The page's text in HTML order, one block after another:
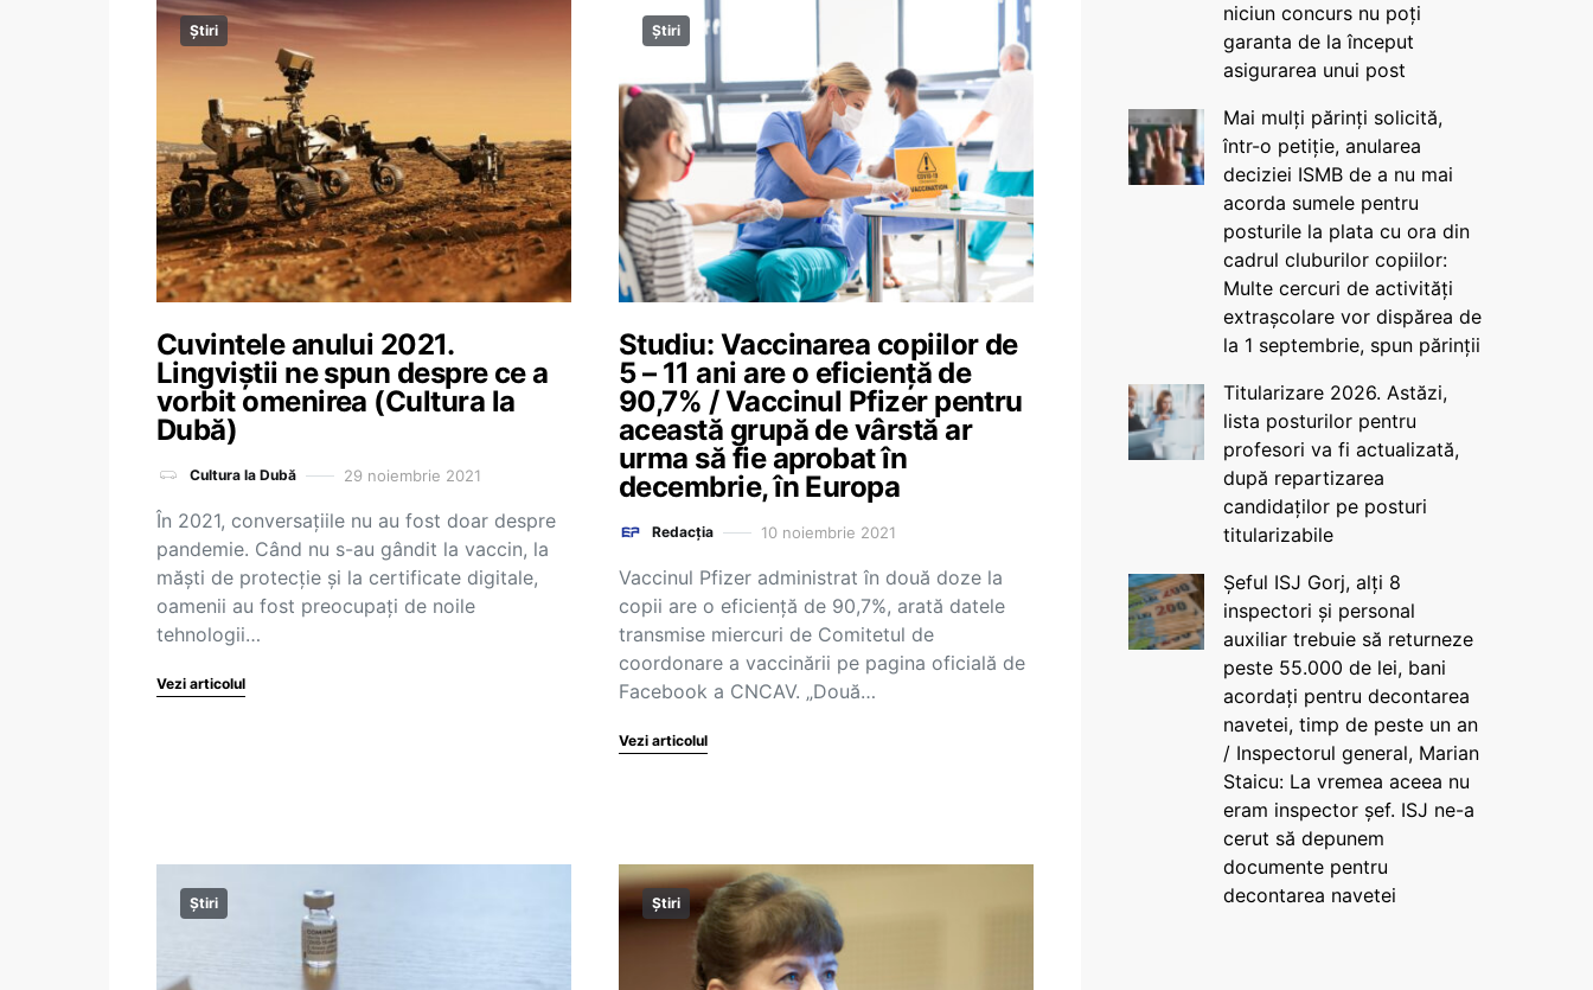
Știri
Cuvintele anului 2021.
Lingviștii ne spun despre ce a
vorbit omenirea (Cultura la
Dubă)
Cultura la Dubă 29 noiembrie 2021
În 2021, conversațiile nu au fost doar despre
pandemie. Când nu s-au gândit la vaccin, la
măști de protecție și la certificate digitale,
oamenii au fost preocupați de noile
tehnologii…
Vezi articolul
Știri
Studiu: Vaccinarea copiilor de
5 – 11 ani are o eficienţă de
90,7% / Vaccinul Pfizer pentru
această grupă de vârstă ar
urma să fie aprobat în
decembrie, în Europa
Redacția 10 noiembrie 2021
Vaccinul Pfizer administrat în două doze la
copii are o eficienţă de 90,7%, arată datele
transmise miercuri de Comitetul de
coordonare a vaccinării pe pagina oficială de
Facebook a CNCAV. „Două…
Vezi articolul
Știri Știri
niciun concurs nu poți
garanta de la început
asigurarea unui post
Mai mulți părinți solicită,
într-o petiție, anularea
deciziei ISMB de a nu mai
acorda sumele pentru
posturile la plata cu ora din
cadrul cluburilor copiilor:
Multe cercuri de activități
extrașcolare vor dispărea de
la 1 septembrie, spun părinții
Titularizare 2026. Astăzi,
lista posturilor pentru
profesori va fi actualizată,
după repartizarea
candidaților pe posturi
titularizabile
Șeful ISJ Gorj, alți 8
inspectori și personal
auxiliar trebuie să returneze
peste 55.000 de lei, bani
acordați pentru decontarea
navetei, timp de peste un an
/ Inspectorul general, Marian
Staicu: La vremea aceea nu
eram inspector șef. ISJ ne-a
cerut să depunem
documente pentru
decontarea navetei